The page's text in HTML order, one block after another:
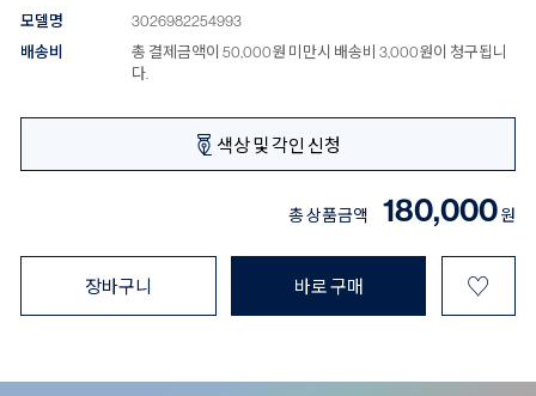
모델명
3026982254993
배송비
총 결제금액이 50,000원 미만시 배송비 3,000원이 청구됩니
다.
색상 및 각인 신청
총 상품금액 180,000원
장바구니 바로 구매 ♡